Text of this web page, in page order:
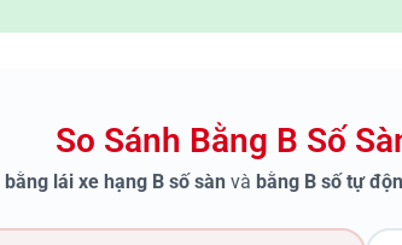
So Sánh Bằng B Số
bằng lái xe hạng B số sàn và bằng B số tự